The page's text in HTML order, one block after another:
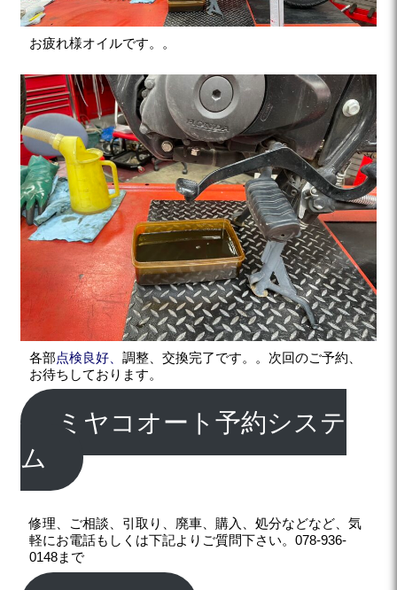
お疲れ様オイルです。。
各部点検良好、調整、交換完了です。。次回のご予約、
お待ちしております。
ミヤコオート予約システ
ム
修理、ご相談、引取り、廃車、購入、処分などなど、気
軽にお電話もしくは下記よりご質問下さい。078-936-
0148まで